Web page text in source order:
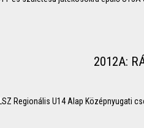
2012A:
Regionális U14 Alap Középnyugati